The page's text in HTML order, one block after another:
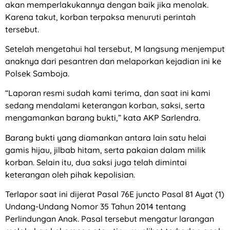
akan memperlakukannya dengan baik jika menolak.
Karena takut, korban terpaksa menuruti perintah
tersebut.
Setelah mengetahui hal tersebut, M langsung menjemput
anaknya dari pesantren dan melaporkan kejadian ini ke
Polsek Samboja.
“Laporan resmi sudah kami terima, dan saat ini kami
sedang mendalami keterangan korban, saksi, serta
mengamankan barang bukti,” kata AKP Sarlendra.
Barang bukti yang diamankan antara lain satu helai
gamis hijau, jilbab hitam, serta pakaian dalam milik
korban. Selain itu, dua saksi juga telah dimintai
keterangan oleh pihak kepolisian.
Terlapor saat ini dijerat Pasal 76E juncto Pasal 81 Ayat (1)
Undang-Undang Nomor 35 Tahun 2014 tentang
Perlindungan Anak. Pasal tersebut mengatur larangan